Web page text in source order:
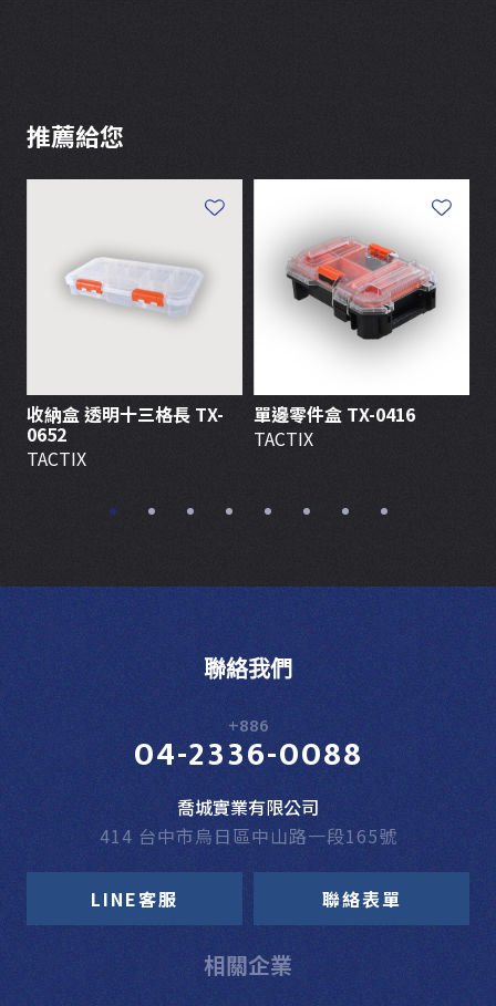
推薦給您
收納盒 透明十三格長 TX-
0652
TACTIX
單邊零件盒 TX-0416
TACTIX
相關企業
聯絡我們
+886
04-2336-0088
喬城實業有限公司
414 台中市烏日區中山路一段165號
LINE客服 聯絡表單